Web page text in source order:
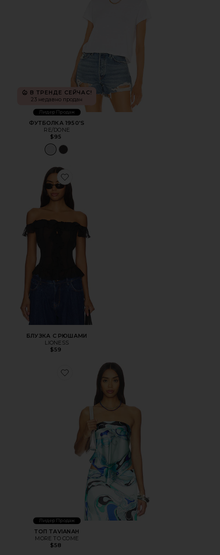
В ТРЕНДЕ СЕЙЧАС!
23 недавно продан
Лидер Продаж
ФУТБОЛКА 1950'S
RE/DONE
$95
Favorite БЛУЗКА С РЮШАМИ
БЛУЗКА С РЮШАМИ
LIONESS
$59
Favorite ТОП TAVIANAH
Лидер Продаж
ТОП TAVIANAH
MORE TO COME
$58